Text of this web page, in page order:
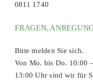
0811 1740
FRAGEN,
Bitte melden Sie sich.
Von Mo. bis Do. 10:00
13:00 Uhr sind wir für